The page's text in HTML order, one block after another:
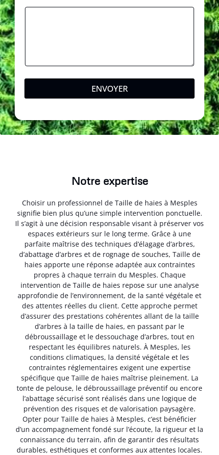
ENVOYER
Notre expertise
Choisir un professionnel de Taille de haies à Mesples
signifie bien plus qu’une simple intervention ponctuelle.
Il s’agit à une décision responsable visant à préserver vos
espaces extérieurs sur le long terme. Grâce à une
parfaite maîtrise des techniques d’élagage d’arbres,
d’abattage d’arbres et de rognage de souches, Taille de
haies apporte une réponse adaptée aux contraintes
propres à chaque terrain du Mesples. Chaque
intervention de Taille de haies repose sur une analyse
approfondie de l’environnement, de la santé végétale et
des attentes réelles du client. Cette approche permet
d’assurer des prestations cohérentes allant de la taille
d’arbres à la taille de haies, en passant par le
débroussaillage et le dessouchage d’arbres, tout en
respectant les équilibres naturels. À Mesples, les
conditions climatiques, la densité végétale et les
contraintes réglementaires exigent une expertise
spécifique que Taille de haies maîtrise pleinement. La
tonte de pelouse, le débroussaillage préventif ou encore
l’abattage sécurisé sont réalisés dans une logique de
prévention des risques et de valorisation paysagère.
Opter pour Taille de haies à Mesples, c’est bénéficier
d’un accompagnement fondé sur l’écoute, la rigueur et la
connaissance du terrain, afin de garantir des résultats
durables, esthétiques et conformes aux attentes locales.